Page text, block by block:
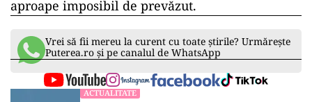
aproape imposibil de prevăzut.
Vrei să fii mereu la curent cu toate știrile? Urmărește
Puterea.ro și pe canalul de WhatsApp
ACTUALITATE